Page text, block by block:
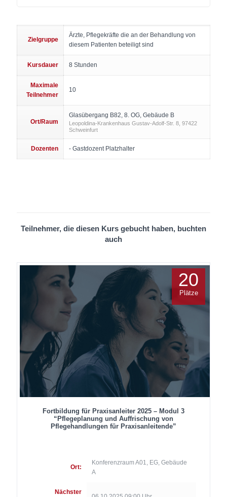
Zielgruppe
Ärzte, Pflegekräfte die an der Behandlung von
diesem Patienten beteiligt sind
Kursdauer 8 Stunden
Maximale
Teilnehmer
10
Ort/Raum
Glasübergang B82, 8. OG, Gebäude B
Leopoldina-Krankenhaus Gustav-Adolf-Str. 8, 97422
Schweinfurt
Dozenten - Gastdozent Platzhalter
Teilnehmer, die diesen Kurs gebucht haben, buchten
auch
Fortbildung für Praxisanleiter 2025 – Modul 3
“Pflegeplanung und Auffrischung von
Pflegehandlungen für Praxisanleitende”
Ort:
Konferenzraum A01, EG, Gebäude
A
Nächster
20
Plätze